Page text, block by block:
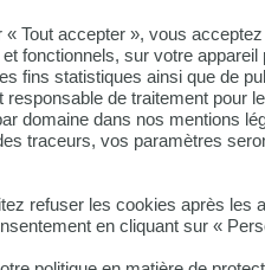
« Tout accepter », vous
fonctionnels, sur votre
fins statistiques ainsi que de
responsable de traitement pour
domaine dans nos mentions
traceurs, vos paramètres
refuser les cookies après les
en cliquant sur «